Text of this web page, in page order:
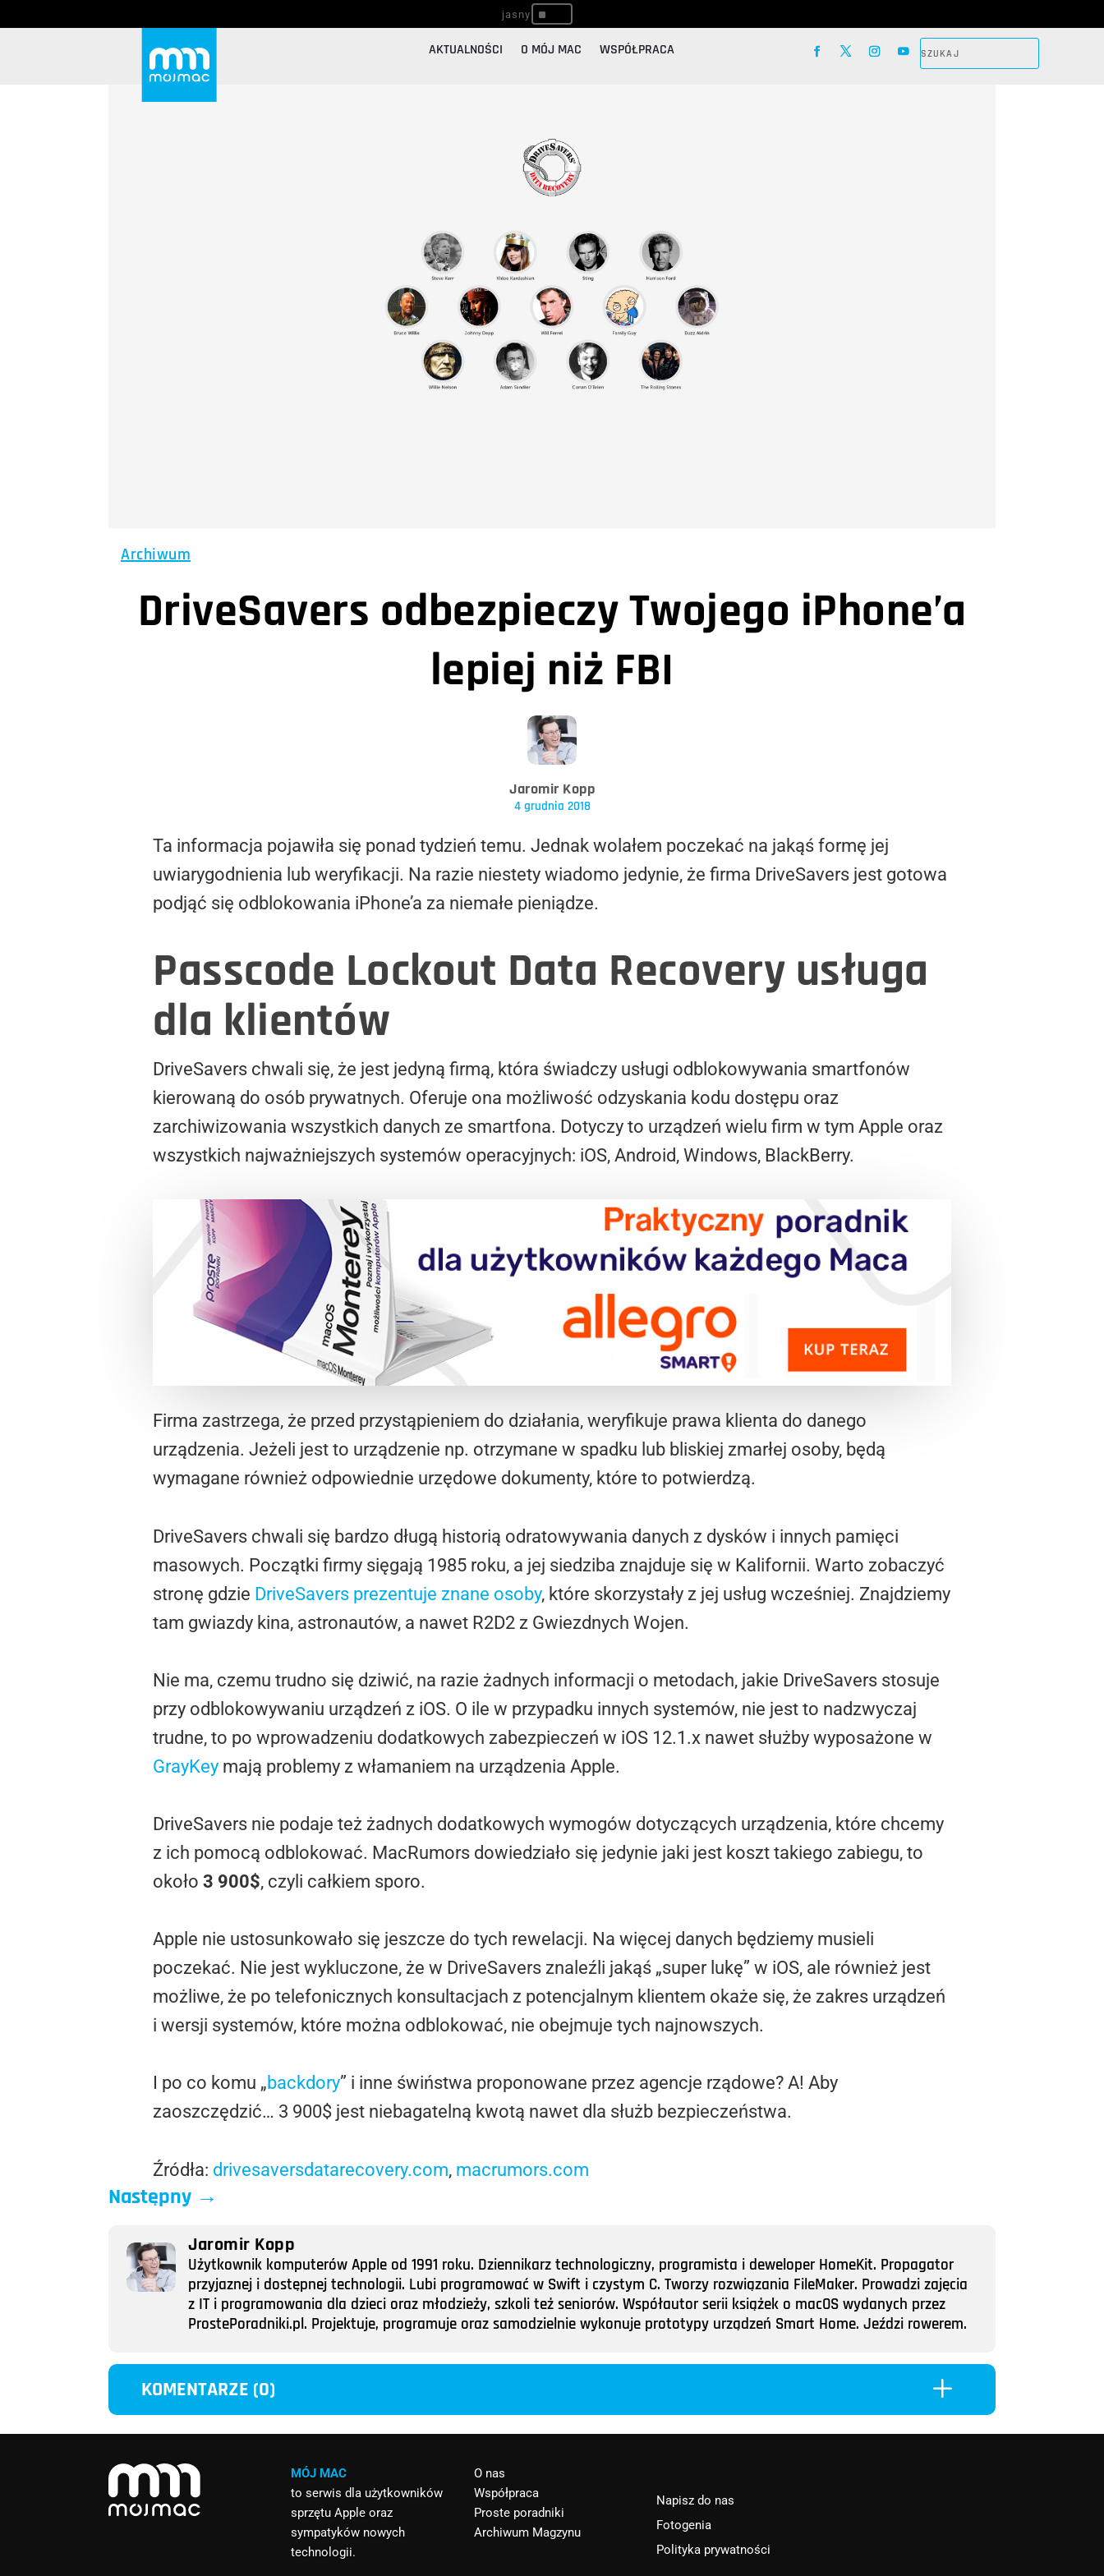
^
AKTUALNOŚCI O MÓJ MAC WSPÓŁPRACA
Archiwum
DriveSavers odbezpieczy Twojego iPhone’a
lepiej niż FBI
Jaromir Kopp
4 grudnia 2018
Ta informacja pojawiła się ponad tydzień temu. Jednak wolałem poczekać na jakąś formę jej
uwiarygodnienia lub weryfikacji. Na razie niestety wiadomo jedynie, że firma DriveSavers jest gotowa
podjąć się odblokowania iPhone’a za niemałe pieniądze.
Passcode Lockout Data Recovery usługa
dla klientów
DriveSavers chwali się, że jest jedyną firmą, która świadczy usługi odblokowywania smartfonów
kierowaną do osób prywatnych. Oferuje ona możliwość odzyskania kodu dostępu oraz
zarchiwizowania wszystkich danych ze smartfona. Dotyczy to urządzeń wielu firm w tym Apple oraz
wszystkich najważniejszych systemów operacyjnych: iOS, Android, Windows, BlackBerry.
Firma zastrzega, że przed przystąpieniem do działania, weryfikuje prawa klienta do danego
urządzenia. Jeżeli jest to urządzenie np. otrzymane w spadku lub bliskiej zmarłej osoby, będą
wymagane również odpowiednie urzędowe dokumenty, które to potwierdzą.
DriveSavers chwali się bardzo długą historią odratowywania danych z dysków i innych pamięci
masowych. Początki firmy sięgają 1985 roku, a jej siedziba znajduje się w Kalifornii. Warto zobaczyć
stronę gdzie DriveSavers prezentuje znane osoby, które skorzystały z jej usług wcześniej. Znajdziemy
tam gwiazdy kina, astronautów, a nawet R2D2 z Gwiezdnych Wojen.
Nie ma, czemu trudno się dziwić, na razie żadnych informacji o metodach, jakie DriveSavers stosuje
przy odblokowywaniu urządzeń z iOS. O ile w przypadku innych systemów, nie jest to nadzwyczaj
trudne, to po wprowadzeniu dodatkowych zabezpieczeń w iOS 12.1.x nawet służby wyposażone w
GrayKey mają problemy z włamaniem na urządzenia Apple.
DriveSavers nie podaje też żadnych dodatkowych wymogów dotyczących urządzenia, które chcemy
z ich pomocą odblokować. MacRumors dowiedziało się jedynie jaki jest koszt takiego zabiegu, to
około 3 900$, czyli całkiem sporo.
Apple nie ustosunkowało się jeszcze do tych rewelacji. Na więcej danych będziemy musieli
poczekać. Nie jest wykluczone, że w DriveSavers znaleźli jakąś „super lukę” w iOS, ale również jest
możliwe, że po telefonicznych konsultacjach z potencjalnym klientem okaże się, że zakres urządzeń
i wersji systemów, które można odblokować, nie obejmuje tych najnowszych.
I po co komu „backdory” i inne świństwa proponowane przez agencje rządowe? A! Aby
zaoszczędzić… 3 900$ jest niebagatelną kwotą nawet dla służb bezpieczeństwa.
Źródła: drivesaversdatarecovery.com, macrumors.com
Następny →
Jaromir Kopp
Użytkownik komputerów Apple od 1991 roku. Dziennikarz technologiczny, programista i deweloper HomeKit. Propagator
przyjaznej i dostępnej technologii. Lubi programować w Swift i czystym C. Tworzy rozwiązania FileMaker. Prowadzi zajęcia
z IT i programowania dla dzieci oraz młodzieży, szkoli też seniorów. Współautor serii książek o macOS wydanych przez
ProstePoradniki.pl. Projektuje, programuje oraz samodzielnie wykonuje prototypy urządzeń Smart Home. Jeździ rowerem.
KOMENTARZE (0) L
MÓJ MAC
to serwis dla użytkowników
sprzętu Apple oraz
sympatyków nowych
technologii.
O nas
Współpraca
Proste poradniki
Archiwum Magzynu
Napisz do nas
Fotogenia
Polityka prywatności